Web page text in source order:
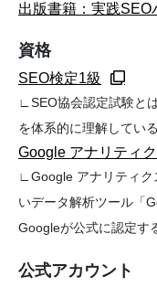
出版書籍：実践
資格
SEO検定1級
∟SEO協会認定試験と
を体系的に理解してい
Google アナリティ
∟Google アナリティク
いデータ解析ツール「
Googleが公式に認定す
公式アカウント